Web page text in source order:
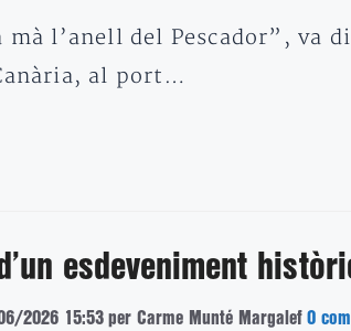
l’anell del Pescador”, va
al port…
esdeveniment
2026 15:53 per Carme Munté Margalef 0